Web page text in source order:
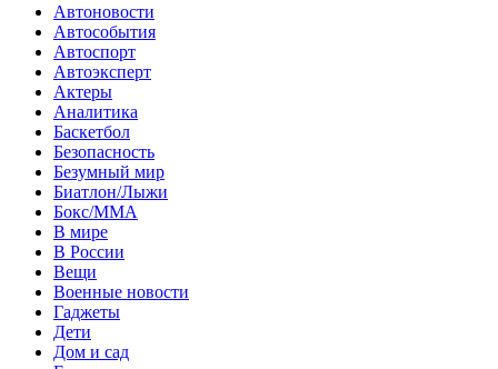
Автоновости
Автособытия
Автоспорт
Автоэксперт
Актеры
Аналитика
Баскетбол
Безопасность
Безумный мир
Биатлон/Лыжи
Бокс/MMA
В мире
В России
Вещи
Военные новости
Гаджеты
Дети
Дом и сад